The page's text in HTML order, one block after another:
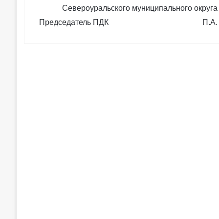
Североуральского муниципального округа
Председатель ПДК П.А.